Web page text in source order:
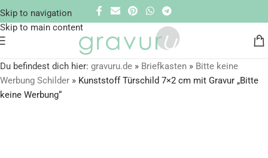
Skip to navigation
Skip to main content
Du befindest dich hier: gravuru.de » Briefkasten » Bitte keine
Werbung Schilder » Kunststoff Türschild 7×2 cm mit Gravur „Bitte
keine Werbung“